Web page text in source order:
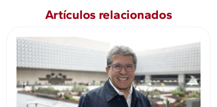
Artículos relacionados